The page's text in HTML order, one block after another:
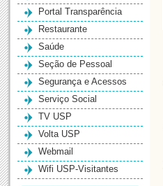
Portal Transparência
Restaurante
Saúde
Seção de Pessoal
Segurança e Acessos
Serviço Social
TV USP
Volta USP
Webmail
Wifi USP-Visitantes